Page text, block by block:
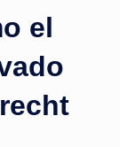
el